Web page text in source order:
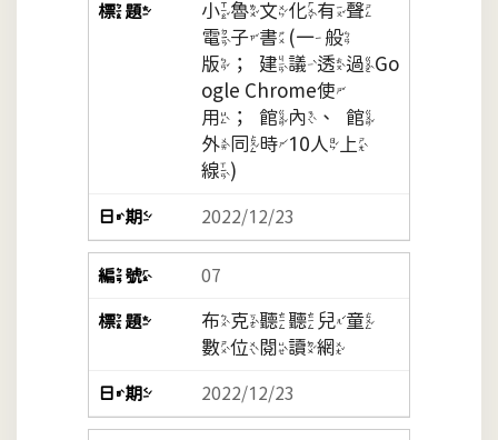
小魯文化有聲
電子書(一般
版；建議透過Go
ogle Chrome使
用；館內、館
外同時10人上
線)
2022/12/23
07
布克聽聽兒童
數位閱讀網
2022/12/23